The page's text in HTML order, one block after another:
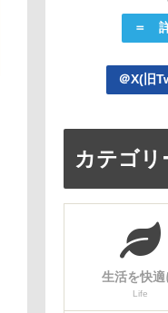
＝
＠X(旧
カテゴリ
生活を快適
Life